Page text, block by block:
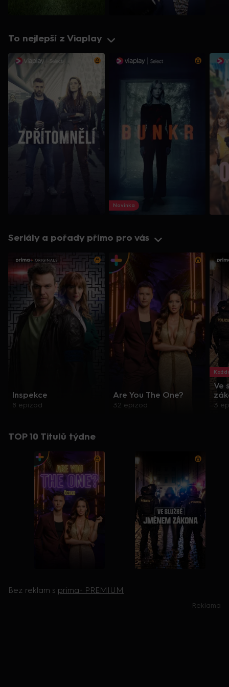
To nejlepší z Viaplay
Novinka
Seriály a pořady přímo pro vás
Inspekce
8 epizod
Are You The One?
32 epizod
Ve
3
TOP 10 Titulů týdne
Bez reklam s prima+ PREMIUM
Reklama